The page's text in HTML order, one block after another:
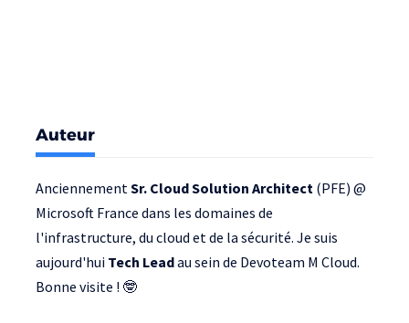
Auteur
Anciennement Sr. Cloud Solution Architect (PFE) @
Microsoft France dans les domaines de
l'infrastructure, du cloud et de la sécurité. Je suis
aujourd'hui Tech Leadau sein de Devoteam M Cloud.
Bonne visite ! 🤓